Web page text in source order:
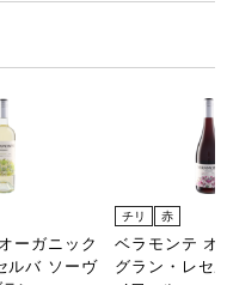
ーガニック
ルバ ソーヴ
チリ 赤
ベラモンテ オ
グラン・レセ